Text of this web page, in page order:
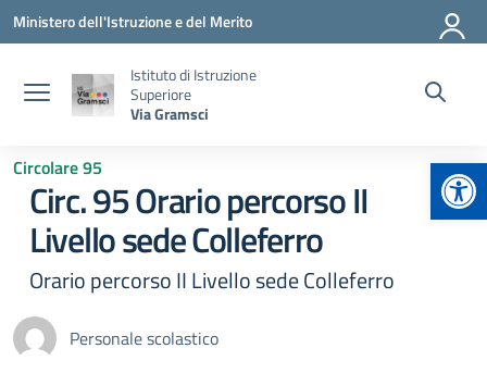
Vai ai contenuti
Vai al menu di navigazione
Vai al footer
Ministero dell'Istruzione e del Merito
Istituto di Istruzione
Superiore
Via Gramsci
Circolare 95
Circ. 95 Orario percorso II
Livello sede Colleferro
Orario percorso II Livello sede Colleferro
Personale scolastico